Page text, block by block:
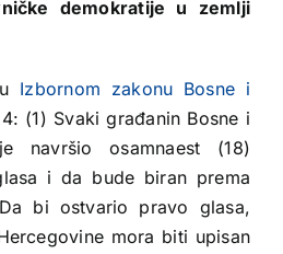
demokratije u zemlji
Izbornom zakonu Bosne i
(1) Svaki građanin Bosne i
navršio osamnaest (18)
i da bude biran prema
bi ostvario pravo glasa,
mora biti upisan